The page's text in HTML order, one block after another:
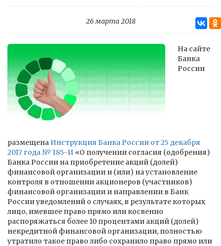
26 марта 2018
На сайте
Банка
России
размещена Инструкция Банка России от 25 декабря
2017 года № 185-И «О получении согласия (одобрения)
Банка России на приобретение акций (долей)
финансовой организации и (или) на установление
контроля в отношении акционеров (участников)
финансовой организации и направлении в Банк
России уведомлений о случаях, в результате которых
лицо, имевшее право прямо или косвенно
распоряжаться более 10 процентами акций (долей)
некредитной финансовой организации, полностью
утратило такое право либо сохранило право прямо или